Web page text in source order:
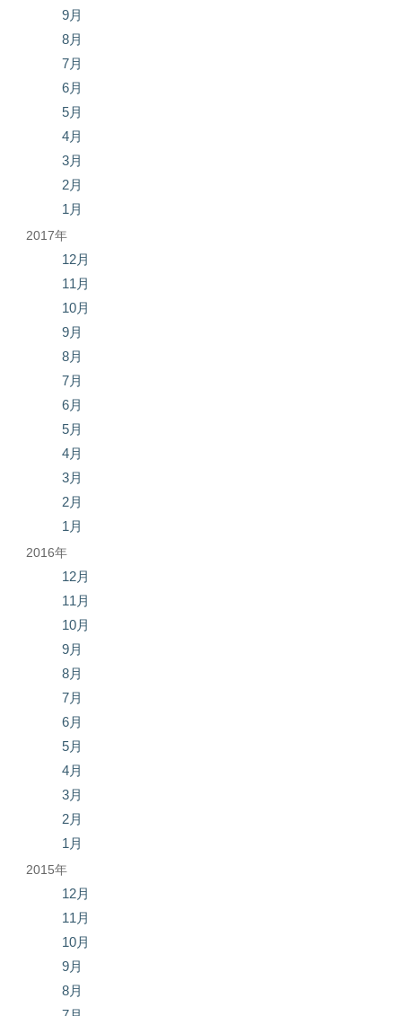
9月
8月
7月
6月
5月
4月
3月
2月
1月
2017年
12月
11月
10月
9月
8月
7月
6月
5月
4月
3月
2月
1月
2016年
12月
11月
10月
9月
8月
7月
6月
5月
4月
3月
2月
1月
2015年
12月
11月
10月
9月
8月